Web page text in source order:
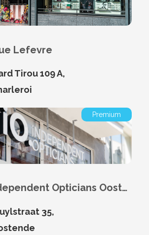
Lefevre
Tirou 109 A,
Premium
iO. Independent Opticians Oostende
35,